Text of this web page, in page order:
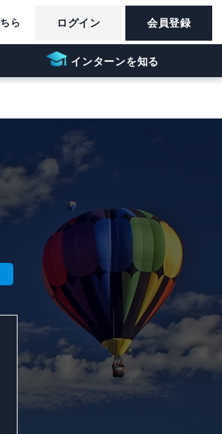
インターンを知る
ら ログイン 会員登録